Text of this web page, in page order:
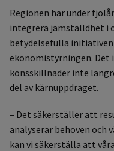
Regionen har under
integrera jämställdhet i
betydelsefulla
ekonomistyrningen.
könsskillnader inte
del av kärnuppdraget.
– Det säkerställer att
analyserar behoven och
kan vi säkerställa att